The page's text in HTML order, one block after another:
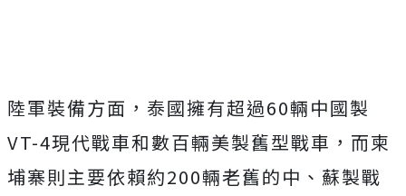
陸軍裝備方面，泰國擁有超過60輛中國製
VT-4現代戰車和數百輛美製舊型戰車，而柬
埔寨則主要依賴約200輛老舊的中、蘇製戰